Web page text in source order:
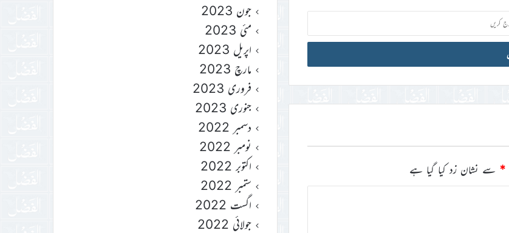
* سے نشان زد کیا گیا ہے
جون 2023
مئی 2023
اپریل 2023
مارچ 2023
فروری 2023
جنوری 2023
دسمبر 2022
نومبر 2022
اکتوبر 2022
ستمبر 2022
اگست 2022
جولائی 2022